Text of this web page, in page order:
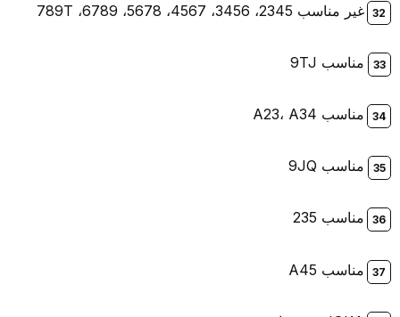
غير مناسب 2345، 3456، 4567، 5678، 6789، 789T
مناسب 9TJ
مناسب A23، A34
مناسب 9JQ
مناسب 235
مناسب A45